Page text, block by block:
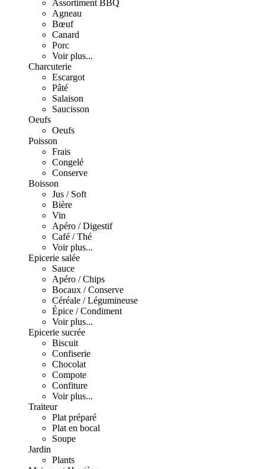
Assortiment BBQ
Agneau
Bœuf
Canard
Porc
Voir plus...
Charcuterie
Escargot
Pâté
Salaison
Saucisson
Oeufs
Oeufs
Poisson
Frais
Congelé
Conserve
Boisson
Jus / Soft
Bière
Vin
Apéro / Digestif
Café / Thé
Voir plus...
Epicerie salée
Sauce
Apéro / Chips
Bocaux / Conserve
Céréale / Légumineuse
Épice / Condiment
Voir plus...
Epicerie sucrée
Biscuit
Confiserie
Chocolat
Compote
Confiture
Voir plus...
Traiteur
Plat préparé
Plat en bocal
Soupe
Jardin
Plants